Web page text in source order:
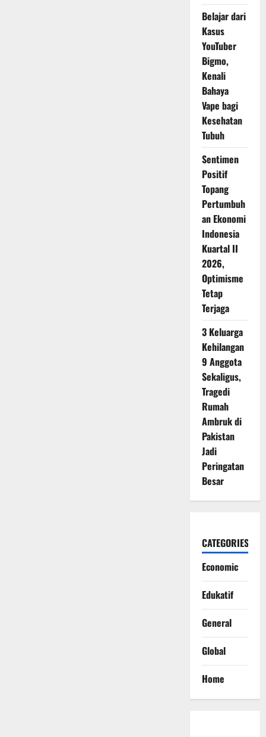
Belajar dari
Kasus
YouTuber
Bigmo,
Kenali
Bahaya
Vape bagi
Kesehatan
Tubuh
Sentimen
Positif
Topang
Pertumbuh
an Ekonomi
Indonesia
Kuartal II
2026,
Optimisme
Tetap
Terjaga
3 Keluarga
Kehilangan
9 Anggota
Sekaligus,
Tragedi
Rumah
Ambruk di
Pakistan
Jadi
Peringatan
Besar
CATEGORIES
Economic
Edukatif
General
Global
Home